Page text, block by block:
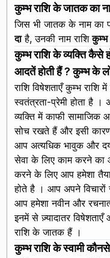
कुम्भ राशि के जातक का
जिस भी जातक के नाम का
दाहै, उनकी नाम राशिकुम्भ
कुम्भ राशि के व्यक्ति कैसे
आदतें होती हैं ? कुम्भ के
राशि विषेशताएँ कुम्भ
स्वतंत्रता-प्रेमी होता है
व्यक्ति में काफी
सोच रखते हैं और इसी
आप अत्यधिक भावुक और
सेवा के लिए काम करने
करने के लिए आप हमेशा
होते है । आप अपने
आप हमेशा नवीन और
इनमें से ज़्यादातर
राशि के जातक हैं ।
कुम्भ राशि के स्वामी